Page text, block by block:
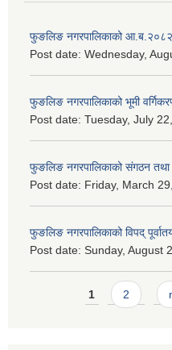
फुङलिङ नगरपालिकाको
Post date: Wednesday,
फुङलिङ नगरपालिकाको भूमी
Post date: Tuesday, July
फुङलिङ नगरपालिकाको संगठन
Post date: Friday, March
फुङलिङ नगरपालिकाको विपद्
Post date: Sunday, August
Pages1 2